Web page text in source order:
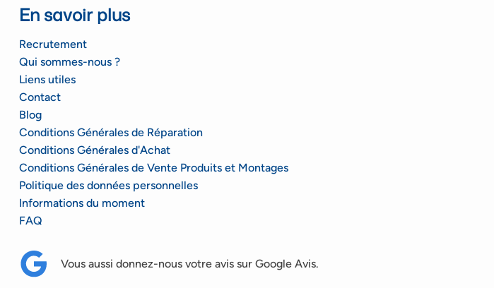
En savoir plus
Recrutement
Qui sommes-nous ?
Liens utiles
Contact
Blog
Conditions Générales de Réparation
Conditions Générales d'Achat
Conditions Générales de Vente Produits et Montages
Politique des données personnelles
Informations du moment
FAQ
Vous aussi donnez-nous votre avis sur Google Avis.